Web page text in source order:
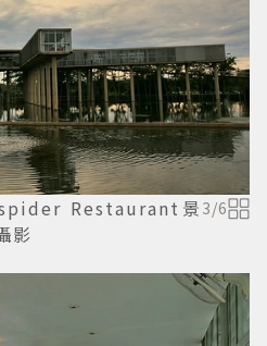
Restaurant景
影
3/6